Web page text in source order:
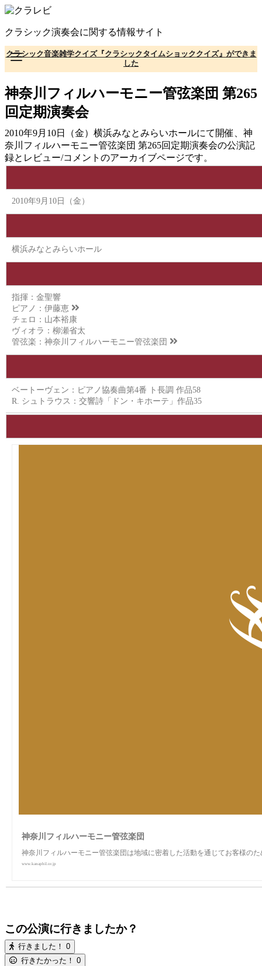
コ
テ
ン
ツ
へ
移
動
クラシック演奏会に関する情報サイト
クラシック音楽雑学クイズ『クラシックタイムショッククイズ』ができま
した
神奈川フィルハーモニー管弦楽団 第265
回定期演奏会
2010年9月10日（金）横浜みなとみらいホールにて開催、神
奈川フィルハーモニー管弦楽団 第265回定期演奏会の公演記
録とレビュー/コメントのアーカイブページです。
2010年9月10日（金）
横浜みなとみらいホール
指揮：金聖響
ピアノ： 伊藤恵
チェロ：山本裕康
ヴィオラ：柳瀬省太
管弦楽： 神奈川フィルハーモニー管弦楽団
ベートーヴェン：ピアノ協奏曲第4番 ト長調 作品58
R. シュトラウス：交響詩「ドン・キホーテ」作品35
神奈川フィルハーモニー管弦楽団
神奈川フィルハーモニー管弦楽団は地域に密着した活動を通じてお客様の
www.kanaphil.or.jp
この公演に行きましたか？
行きました！ 0
行きたかった！ 0